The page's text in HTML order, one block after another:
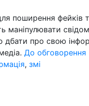
поширення фейків
маніпулювати
про свою
До обговорення
, змі